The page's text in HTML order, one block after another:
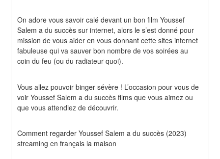
On adore vous savoir calé devant un bon film Youssef
Salem a du succès sur internet, alors le s’est donné pour
mission de vous aider en vous donnant cette sites internet
fabuleuse qui va sauver bon nombre de vos soirées au
coin du feu (ou du radiateur quoi).
Vous allez pouvoir binger sévère ! L’occasion pour vous de
voir Youssef Salem a du succès films que vous aimez ou
que vous attendiez de découvrir.
Comment regarder Youssef Salem a du succès (2023)
streaming en français la maison